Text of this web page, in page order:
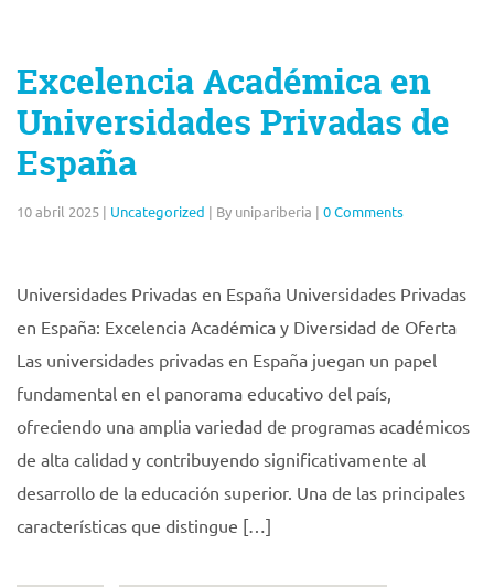
Excelencia Académica en
Universidades Privadas de
España
10 abril 2025 | Uncategorized | By unipariberia | 0 Comments
Universidades Privadas en España Universidades Privadas
en España: Excelencia Académica y Diversidad de Oferta
Las universidades privadas en España juegan un papel
fundamental en el panorama educativo del país,
ofreciendo una amplia variedad de programas académicos
de alta calidad y contribuyendo significativamente al
desarrollo de la educación superior. Una de las principales
características que distingue […]